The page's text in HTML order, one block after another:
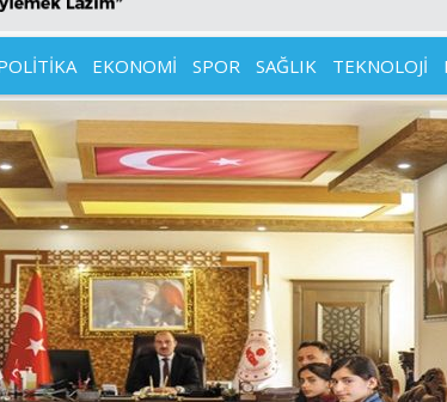
EKONOMİ SPOR SAĞLIK TEKNOLOJİ